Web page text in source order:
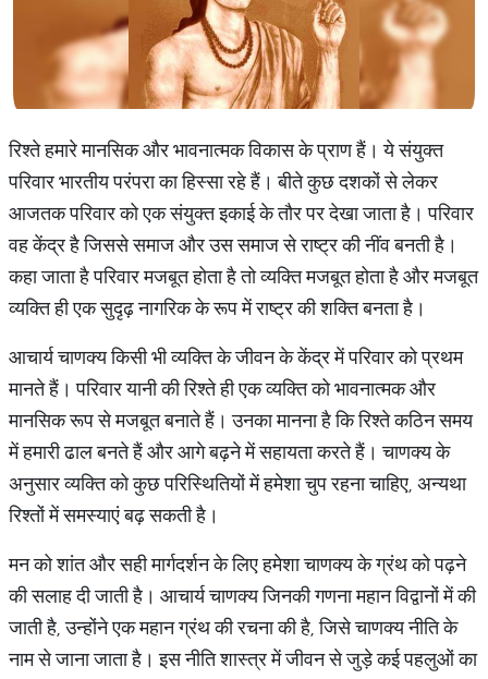
रिश्ते हमारे मानसिक और भावनात्मक विकास के प्राण हैं। ये संयुक्त
परिवार भारतीय परंपरा का हिस्सा रहे हैं। बीते कुछ दशकों से लेकर
आजतक परिवार को एक संयुक्त इकाई के तौर पर देखा जाता है। परिवार
वह केंद्र है जिससे समाज और उस समाज से राष्ट्र की नींव बनती है।
कहा जाता है परिवार मजबूत होता है तो व्यक्ति मजबूत होता है और मजबूत
व्यक्ति ही एक सुदृढ़ नागरिक के रूप में राष्ट्र की शक्ति बनता है।
आचार्य चाणक्य किसी भी व्यक्ति के जीवन के केंद्र में परिवार को प्रथम
मानते हैं। परिवार यानी की रिश्ते ही एक व्यक्ति को भावनात्मक और
मानसिक रूप से मजबूत बनाते हैं। उनका मानना है कि रिश्ते कठिन समय
में हमारी ढाल बनते हैं और आगे बढ़ने में सहायता करते हैं। चाणक्य के
अनुसार व्यक्ति को कुछ परिस्थितियों में हमेशा चुप रहना चाहिए, अन्यथा
रिश्तों में समस्याएं बढ़ सकती है।
मन को शांत और सही मार्गदर्शन के लिए हमेशा चाणक्य के ग्रंथ को पढ़ने
की सलाह दी जाती है। आचार्य चाणक्य जिनकी गणना महान विद्वानों में की
जाती है, उन्होंने एक महान ग्रंथ की रचना की है, जिसे चाणक्य नीति के
नाम से जाना जाता है। इस नीति शास्त्र में जीवन से जुड़े कई पहलुओं का